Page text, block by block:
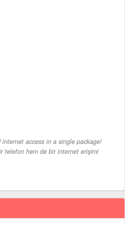
access in a single package!
telefon hem de bir internet erişimi